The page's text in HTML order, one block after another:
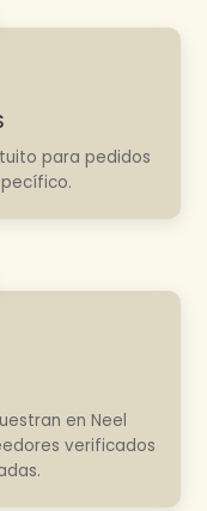
para pedidos
en Neel
verificados